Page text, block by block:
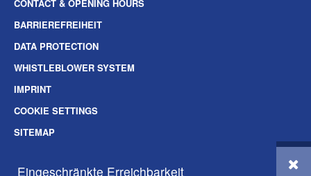
Eingeschränkte Erreichbarkeit
CONTACT & OPENING HOURS
BARRIEREFREIHEIT
DATA PROTECTION
WHISTLEBLOWER SYSTEM
IMPRINT
COOKIE SETTINGS
SITEMAP